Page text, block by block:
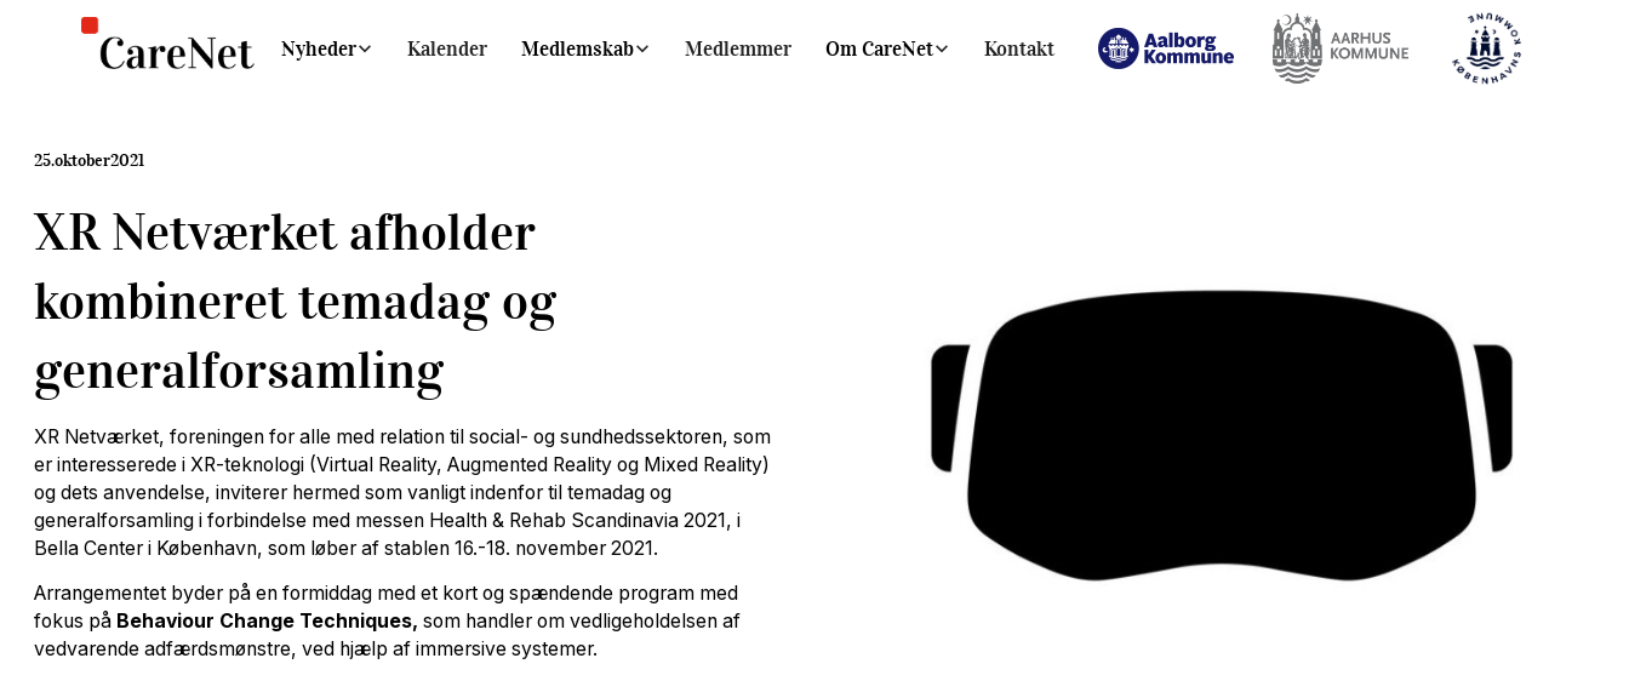
Nyheder Kalender Medlemskab Medlemmer Om CareNet Kontakt
25.oktober2021
XR Netværket afholder
kombineret temadag og
generalforsamling
XR Netværket, foreningen for alle med relation til social- og sundhedssektoren, som
er interesserede i XR-teknologi (Virtual Reality, Augmented Reality og Mixed Reality)
og dets anvendelse, inviterer hermed som vanligt indenfor til temadag og
generalforsamling i forbindelse med messen Health & Rehab Scandinavia 2021, i
Bella Center i København, som løber af stablen 16.-18. november 2021.
Arrangementet byder på en formiddag med et kort og spændende program med
fokus på Behaviour Change Techniques, som handler om vedligeholdelsen af
vedvarende adfærdsmønstre, ved hjælp af immersive systemer.